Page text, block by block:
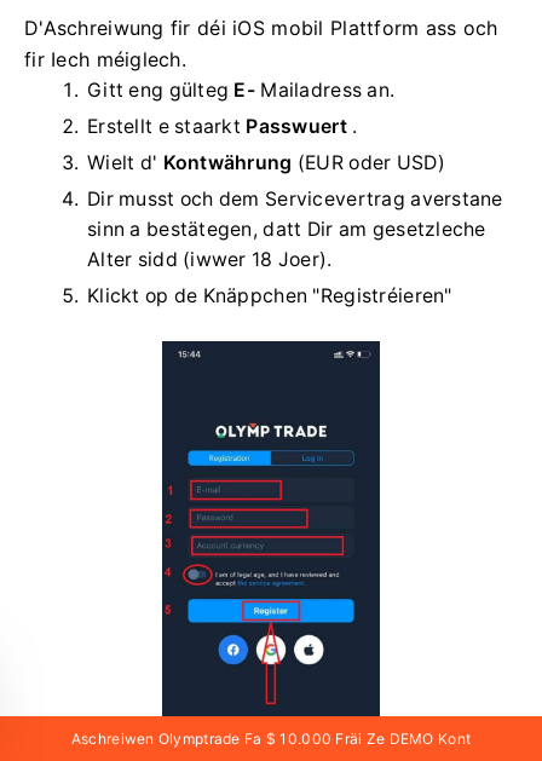
D'Aschreiwung fir déi iOS mobil Plattform ass och
fir Iech méiglech.
Gitt eng gülteg E- Mailadress an.
Erstellt e staarkt Passwuert.
Wielt d' Kontwährung (EUR oder USD)
Dir musst och dem Servicevertrag averstane
sinn a bestätegen, datt Dir am gesetzleche
Alter sidd (iwwer 18 Joer).
Klickt op de Knäppchen "Registréieren"
Aschreiwen Olymptrade Fa $ 10.000 Fräi Ze DEMO Kont